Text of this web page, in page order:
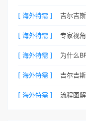
[ 海外特需 ]
[ 海外特需 ]
[ 海外特需 ]
[ 海外特需 ]
[ 海外特需 ] 流程图